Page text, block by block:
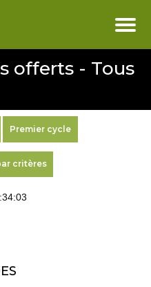
offerts - Tous
Premier cycle
critères